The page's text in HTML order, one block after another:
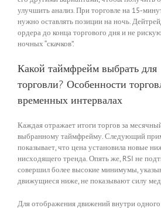
улучшить анализ. При торговле на 15-
нужно оставлять позиции на ночь.
ордера до конца торгового дня и не
ночных “скачков”.
Какой таймфрейм выбрать для
торговли? Особенности
временных интервалах
Каждая отражает итоги торгов за
выбранному таймфрейму. Следующий
показывает, что цена установила новые
нисходящего тренда. Опять же, RSI не
совершил более высокие минимумы,
движущиеся ниже, не показывают силу
Для отображения движений внутри